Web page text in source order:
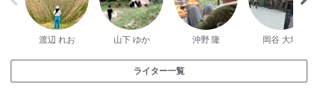
渡辺 れお 山下 ゆか 沖野 隆 岡谷 大地
ライター一覧